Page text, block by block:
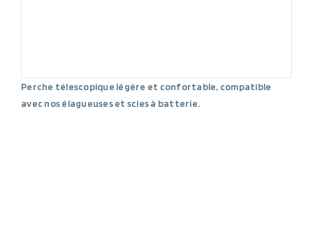
Perche télescopique légère et confortable, compatible
avec nos élagueuses et scies à batterie.